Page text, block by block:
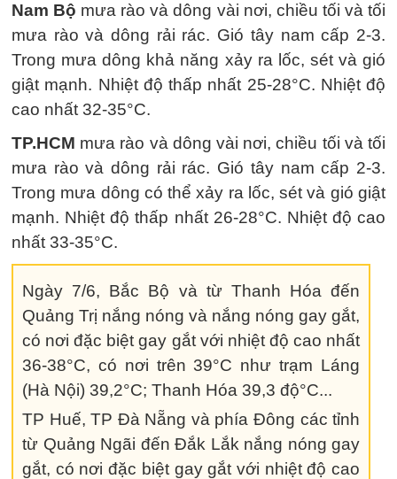
Nam Bộ mưa rào và dông vài nơi, chiều tối và tối
mưa rào và dông rải rác. Gió tây nam cấp 2-3.
Trong mưa dông khả năng xảy ra lốc, sét và gió
giật mạnh. Nhiệt độ thấp nhất 25-28°C. Nhiệt độ
cao nhất 32-35°C.
TP.HCM mưa rào và dông vài nơi, chiều tối và tối
mưa rào và dông rải rác. Gió tây nam cấp 2-3.
Trong mưa dông có thể xảy ra lốc, sét và gió giật
mạnh. Nhiệt độ thấp nhất 26-28°C. Nhiệt độ cao
nhất 33-35°C.
Ngày 7/6, Bắc Bộ và từ Thanh Hóa đến
Quảng Trị nắng nóng và nắng nóng gay gắt,
có nơi đặc biệt gay gắt với nhiệt độ cao nhất
36-38°C, có nơi trên 39°C như trạm Láng
(Hà Nội) 39,2°C; Thanh Hóa 39,3 độ°C...
TP Huế, TP Đà Nẵng và phía Đông các tỉnh
từ Quảng Ngãi đến Đắk Lắk nắng nóng gay
gắt, có nơi đặc biệt gay gắt với nhiệt độ cao